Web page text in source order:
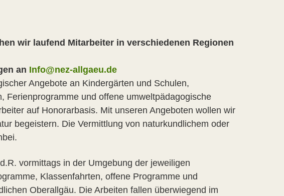
wir laufend Mitarbeiter in verschiedenen Regionen
an Info@nez-allgaeu.de
Angebote an Kindergärten und Schulen,
Ferienprogramme und offene umweltpädagogische
auf Honorarbasis. Mit unseren Angeboten wollen wir
begeistern. Die Vermittlung von naturkundlichem oder
vormittags in der Umgebung der jeweiligen
Klassenfahrten, offene Programme und
Oberallgäu. Die Arbeiten fallen überwiegend im